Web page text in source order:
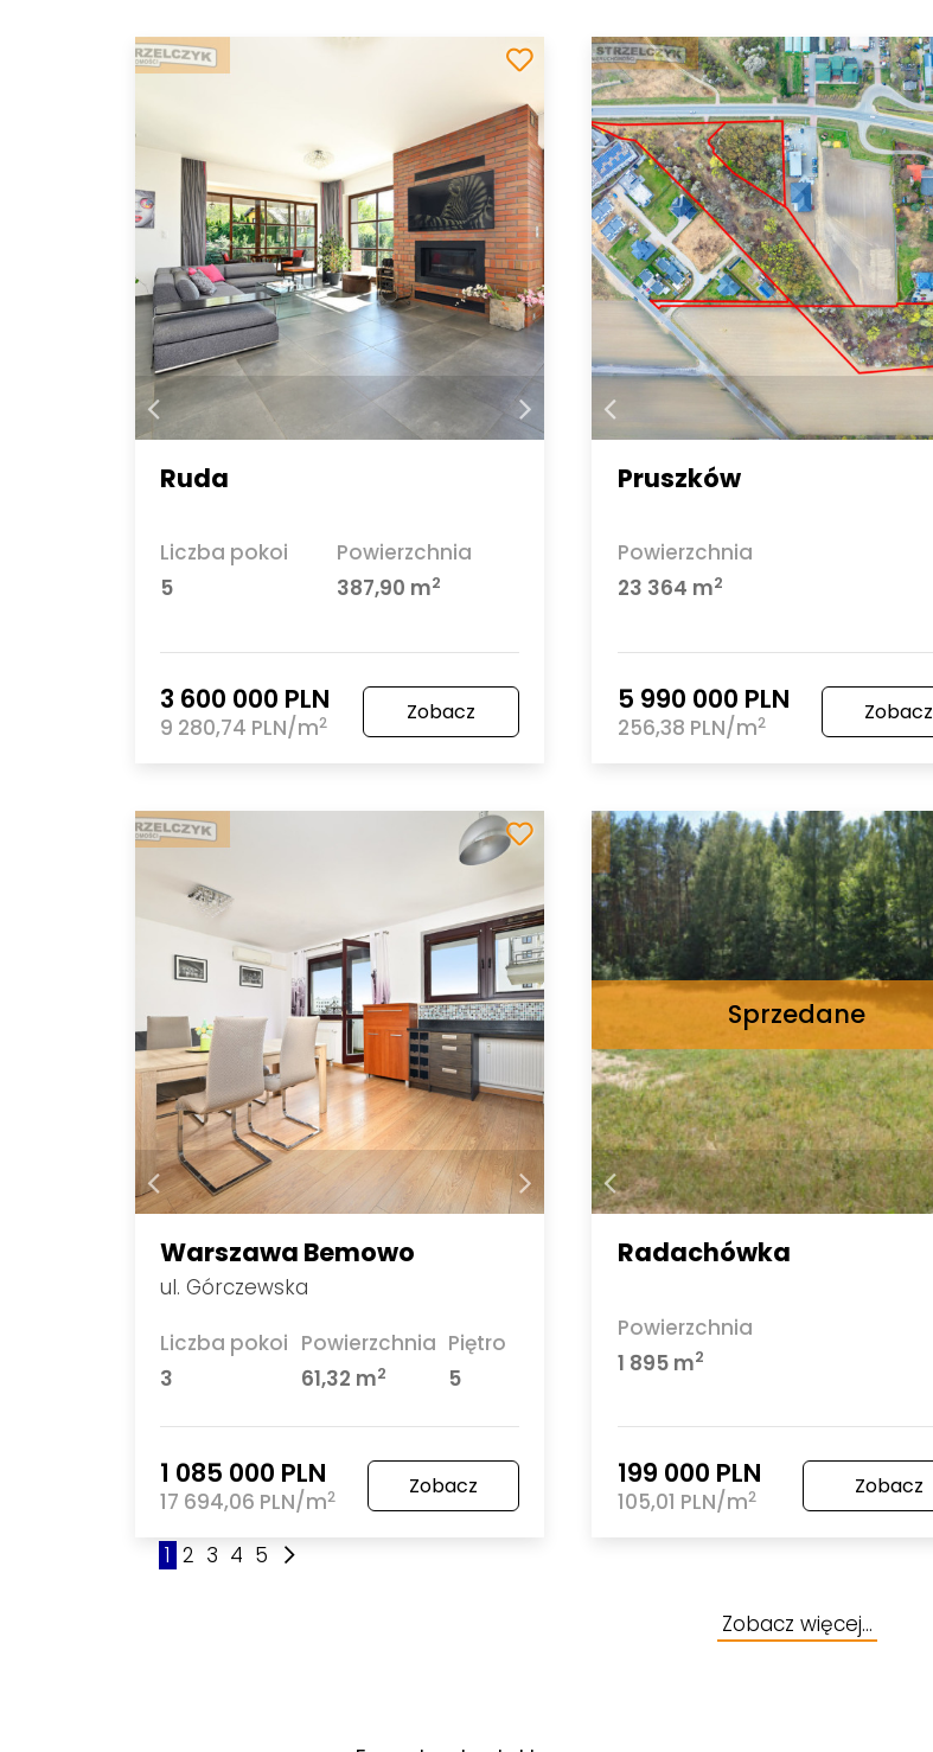
Ruda
Liczba pokoi
5
Powierzchnia
387,90 m2
3 600 000 PLN
9 280,74 PLN/m2 Zobacz
Pruszków
Powierzchnia
23 364 m2
5 990 000 PLN
256,38 PLN/m2 Zobacz
Warszawa Bemowo
ul. Górczewska
Liczba pokoi
3
Powierzchnia
61,32 m2
Piętro
5
1 085 000 PLN
17 694,06 PLN/m2 Zobacz
Radachówka
Powierzchnia
1 895 m2
199 000 PLN
105,01 PLN/m2 Zobacz
1 2 3 4 5
Zobacz więcej…